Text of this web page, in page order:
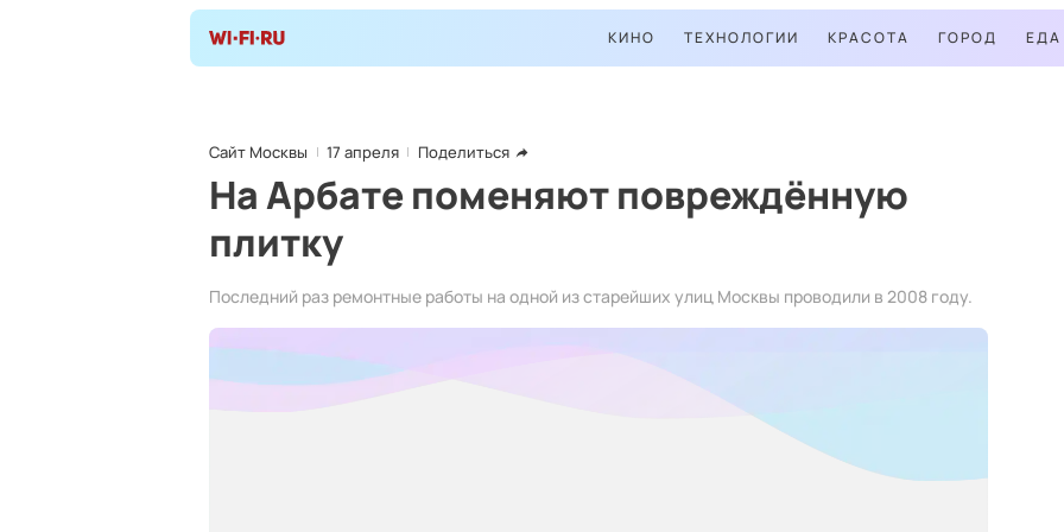
КИНО ТЕХНОЛОГИИ КРАСОТА ГОРОД ЕДА
Сайт Москвы 17 апреля Поделиться
На Арбате поменяют повреждённую
плитку
Последний раз ремонтные работы на одной из старейших улиц Москвы проводили в 2008 году.